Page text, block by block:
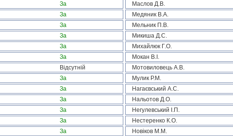
За Маслов Д.В.
За Медяник В.А.
За Мельник П.В.
За Микиша Д.С.
За Михайлюк Г.О.
За Мокан В.І.
Відсутній Мотовиловець А.В.
За Мулик Р.М.
За Нагаєвський А.С.
За Нальотов Д.О.
За Негулевський І.П.
За Нестеренко К.О.
За Новіков М.М.